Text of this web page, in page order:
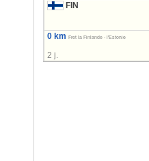
FIN
0 km Fret la Finlande - l'Estonie
2 j.